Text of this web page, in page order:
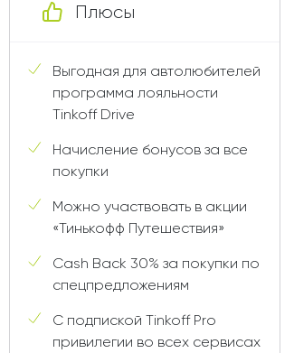
Плюсы
Выгодная для автолюбителей
программа лояльности
Tinkoff Drive
Начисление бонусов за все
покупки
Можно участвовать в акции
«Тинькофф Путешествия»
Cash Back 30% за покупки по
спецпредложениям
С подпиской Tinkoff Pro
привилегии во всех сервисах